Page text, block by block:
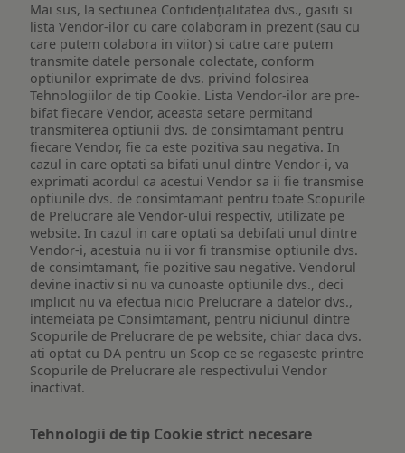
Mai sus, la sectiunea Confidențialitatea dvs., gasiti si
lista Vendor-ilor cu care colaboram in prezent (sau cu
care putem colabora in viitor) si catre care putem
transmite datele personale colectate, conform
optiunilor exprimate de dvs. privind folosirea
Tehnologiilor de tip Cookie. Lista Vendor-ilor are pre-
bifat fiecare Vendor, aceasta setare permitand
transmiterea optiunii dvs. de consimtamant pentru
fiecare Vendor, fie ca este pozitiva sau negativa. In
cazul in care optati sa bifati unul dintre Vendor-i, va
exprimati acordul ca acestui Vendor sa ii fie transmise
optiunile dvs. de consimtamant pentru toate Scopurile
de Prelucrare ale Vendor-ului respectiv, utilizate pe
website. In cazul in care optati sa debifati unul dintre
Vendor-i, acestuia nu ii vor fi transmise optiunile dvs.
de consimtamant, fie pozitive sau negative. Vendorul
devine inactiv si nu va cunoaste optiunile dvs., deci
implicit nu va efectua nicio Prelucrare a datelor dvs.,
intemeiata pe Consimtamant, pentru niciunul dintre
Scopurile de Prelucrare de pe website, chiar daca dvs.
ati optat cu DA pentru un Scop ce se regaseste printre
Scopurile de Prelucrare ale respectivului Vendor
inactivat.
Tehnologii de tip Cookie strict necesare